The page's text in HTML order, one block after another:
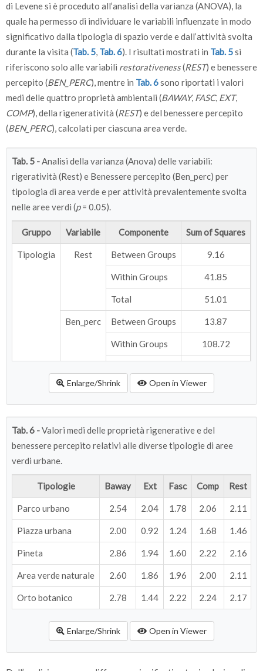
circa una volta al mese
circa una volta a settimana
più volte a settimana
Tempo trascorso 0-30 minuti
30-60 minuti
120-180 minuti
180-300 minuti
Attività preferita osservare/contemplare
parlare/incontrare
passeggiare
Frequenza visita aree verdi quasi mai
circa una volta al mese
circa due volte al mese
circa una volta a settimana
di Levene si è proceduto all’analisi della varianza (ANOVA), la
quale ha permesso di individuare le variabili influenzate in modo
significativo dalla tipologia di spazio verde e dall’attività svolta
durante la visita (Tab. 5, Tab. 6). I risultati mostrati in Tab. 5si
riferiscono solo alle variabili restorativeness(REST) e benessere
percepito (BEN_PERC), mentre in Tab. 6sono riportati i valori
medi delle quattro proprietà ambientali (BAWAY, FASC, EXT,
COMP), della rigeneratività (REST) e del benessere percepito
(BEN_PERC), calcolati per ciascuna area verde.
Tab. 5 -Analisi della varianza (Anova) delle variabili:
rigeratività (Rest) e Benessere percepito (Ben_perc) per
tipologia di area verde e per attività prevalentemente svolta
nelle aree verdi (p= 0.05).
Gruppo Variabile Componente Sum of Squares
Tipologia Rest Between Groups 9.16
Within Groups 41.85
Total 51.01
Ben_perc Between Groups 13.87
Within Groups 108.72
Rest Between Groups
Total 51.02
Within Groups 115.93
Total 122.59
Enlarge/Shrink Open in Viewer
Tab. 6 -Valori medi delle proprietà rigenerative e del
benessere percepito relativi alle diverse tipologie di aree
verdi urbane.
Tipologie Baway Ext Fasc Comp Rest
Parco urbano 2.54 2.04 1.78 2.06 2.11
Piazza urbana 2.00 0.92 1.24 1.68 1.46
Pineta 2.86 1.94 1.60 2.22 2.16
Area verde naturale 2.60 1.86 1.96 2.00 2.11
Orto botanico 2.78 1.44 2.22 2.24 2.17
Enlarge/Shrink Open in Viewer